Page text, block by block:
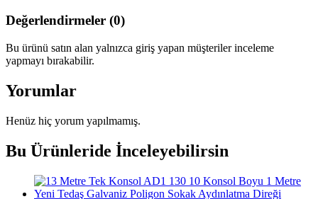
Değerlendirmeler (0)
Bu ürünü satın alan yalnızca giriş yapan müşteriler inceleme
yapmayı bırakabilir.
Yorumlar
Henüz hiç yorum yapılmamış.
Bu Ürünleride İnceleyebilirsin